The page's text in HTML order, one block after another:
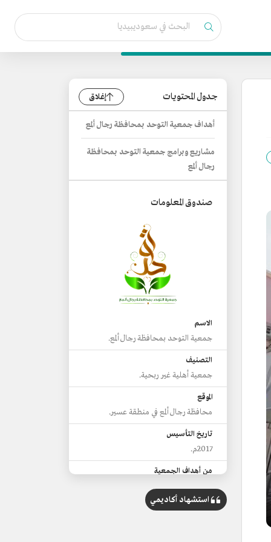
جدول المحتويات إغلاق
أهداف جمعية التوحد بمحافظة رجال ألمع
مشاريع وبرامج جمعية التوحد بمحافظة
رجال ألمع
صندوق المعلومات
الاسم
جمعية التوحد بمحافظة رجال ألمع.
التصنيف
جمعية أهلية غير ربحية.
الموقع
محافظة رجال ألمع في منطقة عسير.
تاريخ التأسيس
2017م.
من أهداف الجمعية
باضطراب طيف التوحد في نطاق خدماتها.
استشهاد أكاديمي